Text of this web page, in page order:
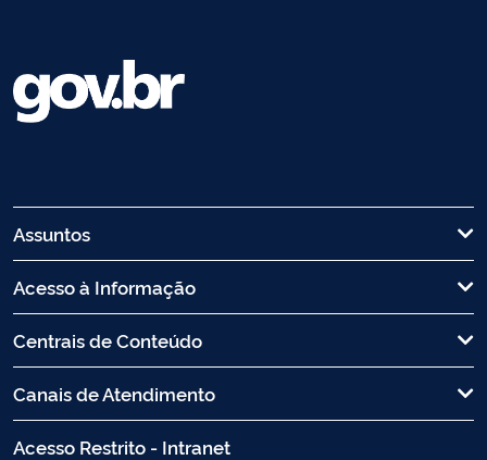
Assuntos
Acesso à Informação
Centrais de Conteúdo
Canais de Atendimento
Acesso Restrito - Intranet